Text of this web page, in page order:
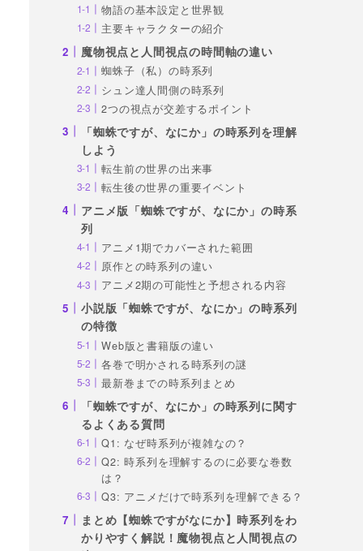
物語の基本設定と世界観
主要キャラクターの紹介
魔物視点と人間視点の時間軸の違い
蜘蛛子（私）の時系列
シュン達人間側の時系列
2つの視点が交差するポイント
「蜘蛛ですが、なにか」の時系列を理解
しよう
転生前の世界の出来事
転生後の世界の重要イベント
アニメ版「蜘蛛ですが、なにか」の時系
列
アニメ1期でカバーされた範囲
原作との時系列の違い
アニメ2期の可能性と予想される内容
小説版「蜘蛛ですが、なにか」の時系列
の特徴
Web版と書籍版の違い
各巻で明かされる時系列の謎
最新巻までの時系列まとめ
「蜘蛛ですが、なにか」の時系列に関す
るよくある質問
Q1: なぜ時系列が複雑なの？
Q2: 時系列を理解するのに必要な巻数
は？
Q3: アニメだけで時系列を理解できる？
まとめ【蜘蛛ですがなにか】時系列をわ
かりやすく解説！魔物視点と人間視点の